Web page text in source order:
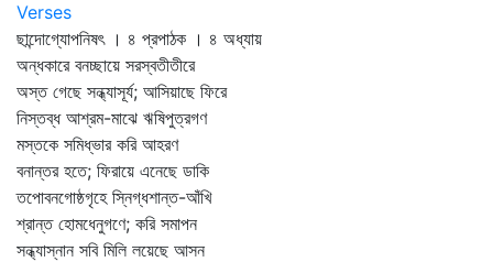
Verses
ছান্দোগ্যোপনিষৎ । ৪ প্রপাঠক । ৪ অধ্যায়
অন্ধকারে বনচ্ছায়ে সরস্বতীতীরে
অস্ত গেছে সন্ধ্যাসূর্য; আসিয়াছে ফিরে
নিস্তব্ধ আশ্রম-মাঝে ঋষিপুত্রগণ
মস্তকে সমিধ্‌ভার করি আহরণ
বনান্তর হতে; ফিরায়ে এনেছে ডাকি
তপোবনগোষ্ঠগৃহে স্নিগ্ধশান্ত-আঁখি
শ্রান্ত হোমধেনুগণে; করি সমাপন
সন্ধ্যাস্নান সবি মিলি লয়েছে আসন